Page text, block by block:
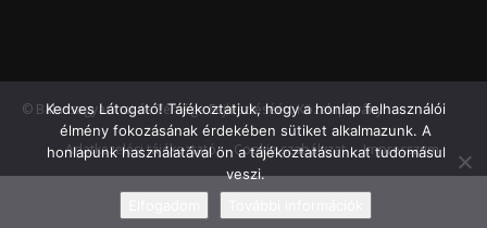
© Balassagyarmat és Térsége Fejlesztéséért Közalapítvány
Adatkezelési tájékoztató Cookie szabályzat Impresszum
Kedves Látogató! Tájékoztatjuk, hogy a honlap felhasználói
élmény fokozásának érdekében sütiket alkalmazunk. A
honlapunk használatával ön a tájékoztatásunkat tudomásul
veszi.